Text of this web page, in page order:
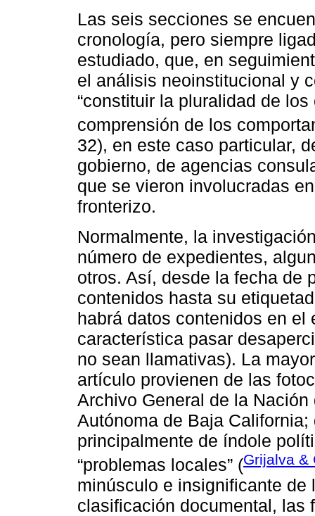
Las seis secciones se
cronología, pero siempre
estudiado, que, en
el análisis neoinstitucional y
“constituir la pluralidad de
comprensión de los
32), en este caso particular,
gobierno, de agencias
que se vieron involucradas
fronterizo.
Normalmente, la
número de expedientes,
otros. Así, desde la fecha de
contenidos hasta su
habrá datos contenidos en el
característica pasar
no sean llamativas). La
artículo provienen de las
Archivo General de la
Autónoma de Baja
principalmente de índole
“problemas locales” (Grijalva &
minúsculo e insignificante
clasificación documental, las